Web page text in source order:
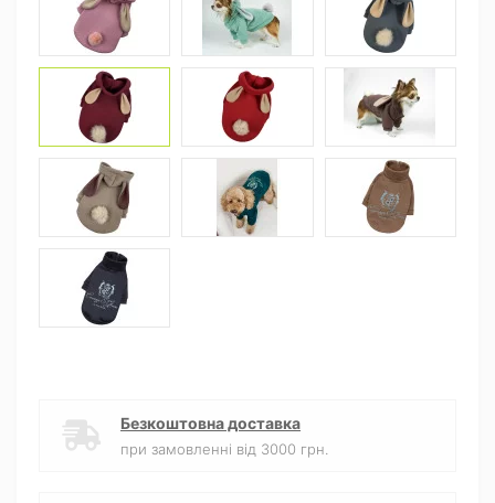
Безкоштовна доставка
при замовленні від 3000 грн.